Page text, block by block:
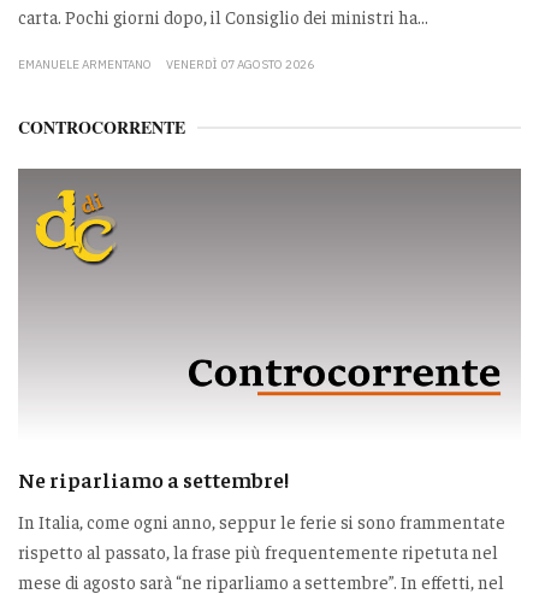
carta. Pochi giorni dopo, il Consiglio dei ministri ha...
EMANUELE ARMENTANO VENERDÌ 07 AGOSTO 2026
CONTROCORRENTE
Ne riparliamo a settembre!
In Italia, come ogni anno, seppur le ferie si sono frammentate
rispetto al passato, la frase più frequentemente ripetuta nel
mese di agosto sarà “ne riparliamo a settembre”. In effetti, nel